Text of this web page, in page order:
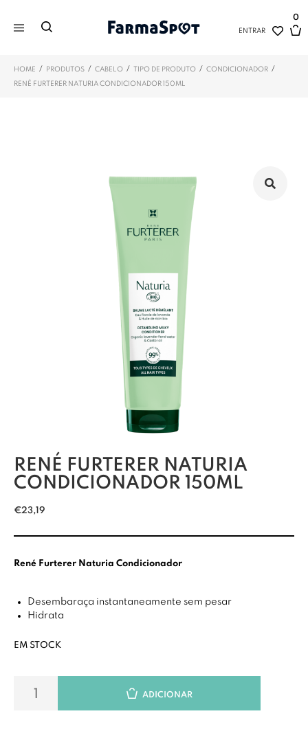
ENTRAR
0
HOME / PRODUTOS / CABELO / TIPO DE PRODUTO / CONDICIONADOR /
RENÉ FURTERER NATURIA CONDICIONADOR 150ML
RENÉ FURTERER NATURIA
CONDICIONADOR 150ML
€23,19
René Furterer Naturia Condicionador
Desembaraça instantaneamente sem pesar
Hidrata
EM STOCK
ADICIONAR